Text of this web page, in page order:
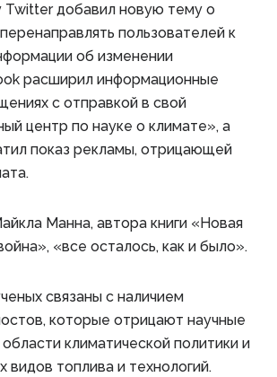
Twitter добавил новую тему о
пользователей к
об изменении
расширил информационные
с отправкой в свой
центр по науке о климате», а
показ рекламы, отрицающей
Манна, автора книги «Новая
«все осталось, как и было».
связаны с наличием
которые отрицают научные
климатической политики и
видов топлива и технологий.